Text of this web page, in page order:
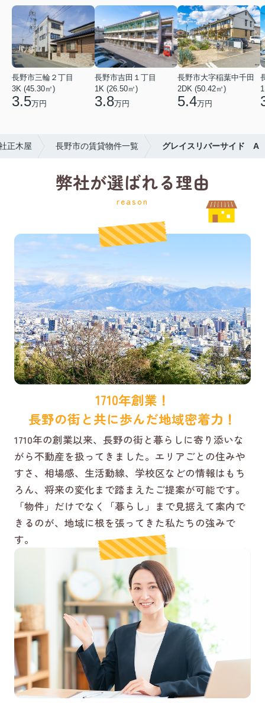
長野市三輪２丁目
3K (45.30㎡)
3.5万円
長野市吉田１丁目
1K (26.50㎡)
3.8万円
長野市大字稲葉中千田
2DK (50.42㎡)
5.4万円
正木屋 長野市の賃貸物件一覧 グレイスリバーサイド A
弊社が選ばれる理由
reason
1710年創業！
長野の街と共に歩んだ地域密着力！
1710年の創業以来、長野の街と暮らしに寄り添いな
がら不動産を扱ってきました。エリアごとの住みや
すさ、相場感、生活動線、学校区などの情報はもち
ろん、将来の変化まで踏まえたご提案が可能です。
「物件」だけでなく「暮らし」まで見据えて案内で
きるのが、地域に根を張ってきた私たちの強みで
す。